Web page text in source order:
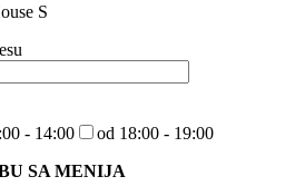
S
- 14:00
od 18:00 - 19:00
SA MENIJA